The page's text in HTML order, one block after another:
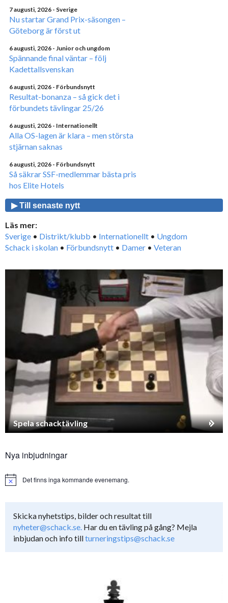
7 augusti, 2026 - Sverige
Nu startar Grand Prix-säsongen –
Göteborg är först ut
6 augusti, 2026 - Junior och ungdom
Spännande final väntar – följ
Kadettallsvenskan
6 augusti, 2026 - Förbundsnytt
Resultat-bonanza – så gick det i
förbundets tävlingar 25/26
6 augusti, 2026 - Internationellt
Alla OS-lagen är klara – men största
stjärnan saknas
6 augusti, 2026 - Förbundsnytt
Så säkrar SSF-medlemmar bästa pris
hos Elite Hotels
▶ Till senaste nytt
Läs mer:
Sverige • Distrikt/klubb • Internationellt • Ungdom
Schack i skolan • Förbundsnytt • Damer • Veteran
Spela schacktävling
Nya inbjudningar
Notice Det finns inga kommande evenemang.
Skicka nyhetstips, bilder och resultat till
nyheter@schack.se. Har du en tävling på gång? Mejla
inbjudan och info tillturneringstips@schack.se